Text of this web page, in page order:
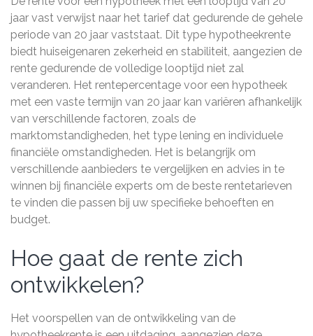
jaar vast verwijst naar het tarief dat gedurende de gehele
periode van 20 jaar vaststaat. Dit type hypotheekrente
biedt huiseigenaren zekerheid en stabiliteit, aangezien de
rente gedurende de volledige looptijd niet zal
veranderen. Het rentepercentage voor een hypotheek
met een vaste termijn van 20 jaar kan variëren afhankelijk
van verschillende factoren, zoals de
marktomstandigheden, het type lening en individuele
financiële omstandigheden. Het is belangrijk om
verschillende aanbieders te vergelijken en advies in te
winnen bij financiële experts om de beste rentetarieven
te vinden die passen bij uw specifieke behoeften en
budget.
Hoe gaat de rente zich
ontwikkelen?
Het voorspellen van de ontwikkeling van de